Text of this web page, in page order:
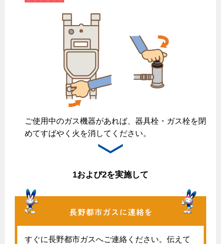
古くなったガス管の交換のおすすめ
正しい接続で安全に
長期使用製品安全点検制度について
保安体制について
ガス設備安全点検について
お引越しのときには
ガス使用開始のご案内
ご使用中のガス機器があれば、器具栓・ガス栓を閉
めてすばやく火を消してください。
1および2を実施して
すぐに長野都市ガスへご連絡ください。伝えて